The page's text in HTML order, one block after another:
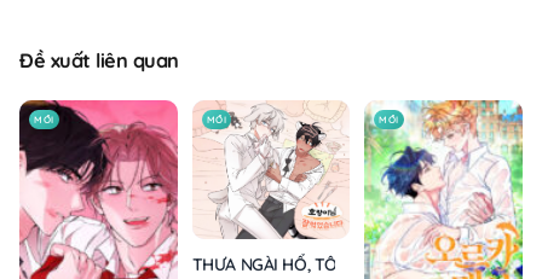
Đề xuất liên quan
MỚI MỚI
THƯA NGÀI HỔ, TÔI ĐÃ ĂN RẤT NGON MIỆNG
MỚI